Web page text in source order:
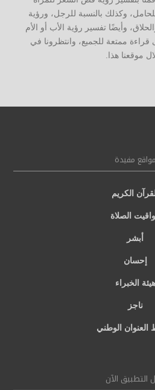
وكذلك بالنسبة للرجل، ورؤية
وأيضًا تفسير رؤية الأب أو الأم
ممتعة للجميع، وانتظرونا في
موقعنا هذا.
مواقع مفيدة
الكريم
الصلاة
أبشر
إحسان
هيئة الخبراء
ناجز
العنوان الوطني
التطبيق الآن